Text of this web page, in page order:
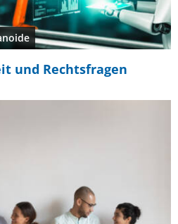
und Rechtsfragen